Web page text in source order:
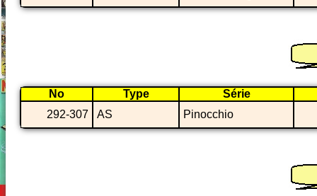
No Type
Série
292-307
AS Pinocchio